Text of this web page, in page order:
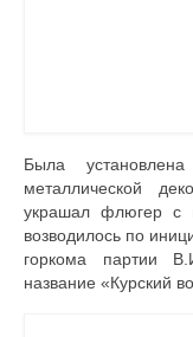
Бы­ла
металлической
украшал флюгер с
возводилось по
горкома партии
название «Курский